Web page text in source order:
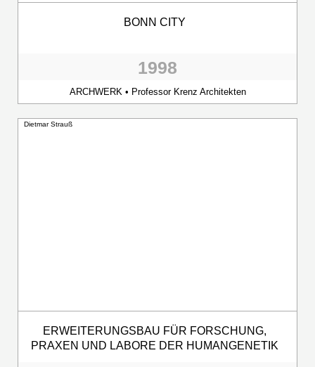
BONN CITY
1998
ARCHWERK • Professor Krenz Architekten
Dietmar Strauß
ERWEITERUNGSBAU FÜR FORSCHUNG,
PRAXEN UND LABORE DER HUMANGENETIK